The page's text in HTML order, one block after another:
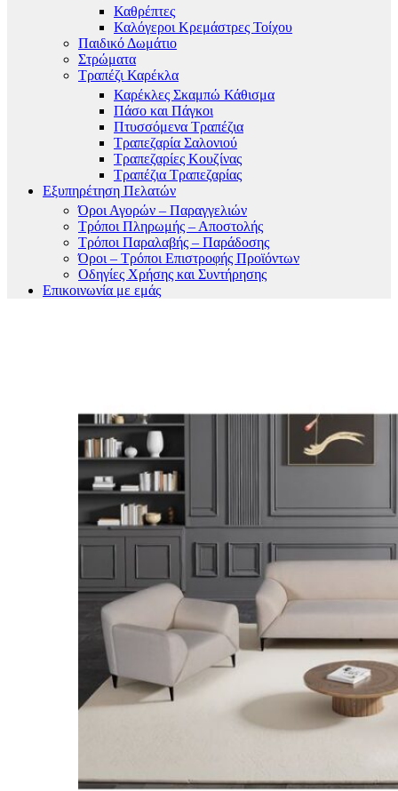
Καθρέπτες
Καλόγεροι Κρεμάστρες Τοίχου
Παιδικό Δωμάτιο
Στρώματα
Τραπέζι Καρέκλα
Καρέκλες Σκαμπώ Κάθισμα
Πάσο και Πάγκοι
Πτυσσόμενα Τραπέζια
Τραπεζαρία Σαλονιού
Τραπεζαρίες Κουζίνας
Τραπέζια Τραπεζαρίας
Εξυπηρέτηση Πελατών
Όροι Αγορών – Παραγγελιών
Τρόποι Πληρωμής – Αποστολής
Τρόποι Παραλαβής – Παράδοσης
Όροι – Τρόποι Επιστροφής Προϊόντων
Οδηγίες Χρήσης και Συντήρησης
Επικοινωνία με εμάς